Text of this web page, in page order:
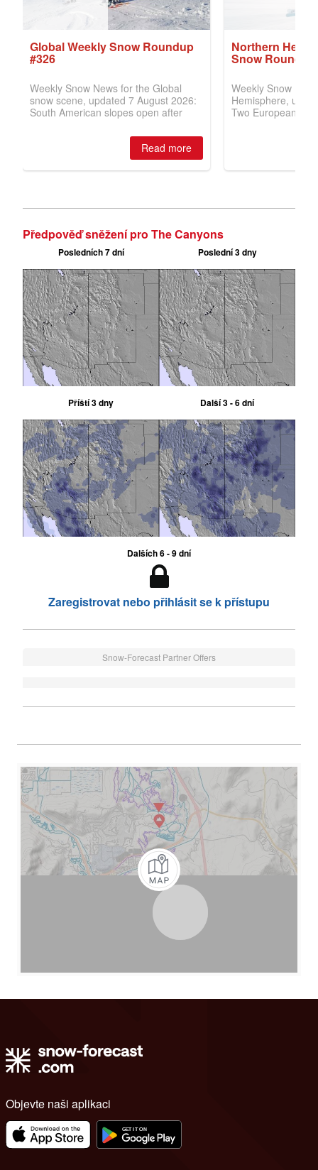
Předpověď sněžení pro The Canyons
Posledních 7 dní Poslední 3 dny
Příští 3 dny Další 3 - 6 dní
Dalších 6 - 9 dní
Zaregistrovat nebo přihlásit se k přístupu
Snow-Forecast Partner Offers
Objevte naši aplikaci